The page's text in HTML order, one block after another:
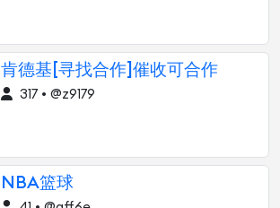
肯德基[寻找合作]催收可合作
317 • @z9179
NBA篮球